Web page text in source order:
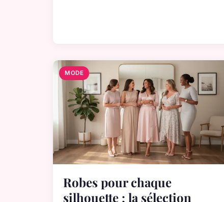
MODE
Robes pour chaque
silhouette : la sélection